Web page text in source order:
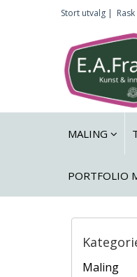
Stort utvalg |
MALING
PORTFOLIO
Maling